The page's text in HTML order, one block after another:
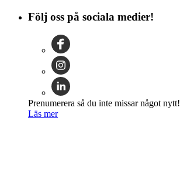
Följ oss på sociala medier!
Prenumerera så du inte missar något nytt!
Läs mer